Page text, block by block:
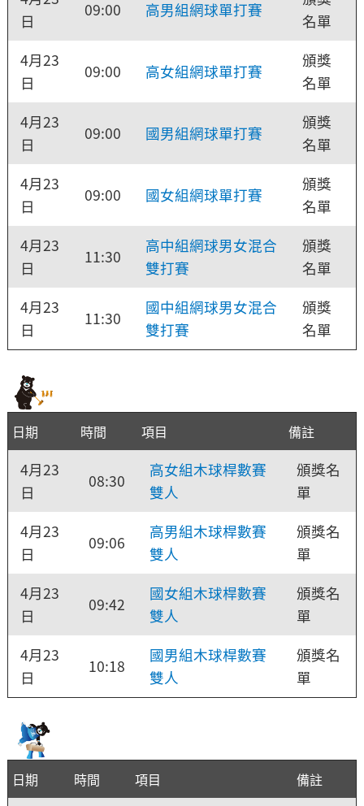
日
09:00 高男組網球單打賽
名單
4月23
日
09:00 高女組網球單打賽
頒獎
名單
4月23
日
09:00 國男組網球單打賽
頒獎
名單
4月23
日
09:00 國女組網球單打賽
頒獎
名單
4月23
日
11:30
高中組網球男女混合
雙打賽
頒獎
名單
4月23
日
11:30
國中組網球男女混合
雙打賽
頒獎
名單
日期 時間 項目 備註
4月23
日
08:30
高女組木球桿數賽
雙人
頒獎名
單
4月23
日
09:06
高男組木球桿數賽
雙人
頒獎名
單
4月23
日
09:42
國女組木球桿數賽
雙人
頒獎名
單
4月23
日
10:18
國男組木球桿數賽
雙人
頒獎名
單
日期 時間 項目 備註